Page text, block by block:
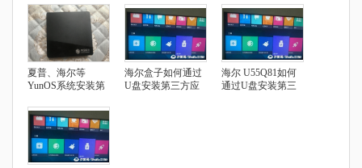
夏普、海尔等
YunOS系统安装第
海尔盒子如何通过
U盘安装第三方应
海尔 U55Q81如何
通过U盘安装第三